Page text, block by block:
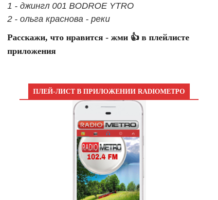
1 - джингл 001 BODROE YTRO
2 - ольга краснова - реки
Расскажи, что нравится - жми 👍 в плейлисте
приложения
ПЛЕЙ-ЛИСТ В ПРИЛОЖЕНИИ RADIOМЕТРО